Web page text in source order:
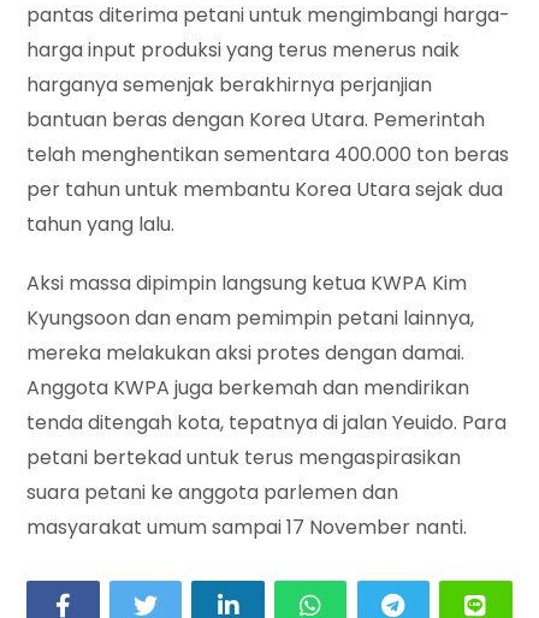
pantas diterima petani untuk mengimbangi harga-
harga input produksi yang terus menerus naik
harganya semenjak berakhirnya perjanjian
bantuan beras dengan Korea Utara. Pemerintah
telah menghentikan sementara 400.000 ton beras
per tahun untuk membantu Korea Utara sejak dua
tahun yang lalu.
Aksi massa dipimpin langsung ketua KWPA Kim
Kyungsoon dan enam pemimpin petani lainnya,
mereka melakukan aksi protes dengan damai.
Anggota KWPA juga berkemah dan mendirikan
tenda ditengah kota, tepatnya di jalan Yeuido. Para
petani bertekad untuk terus mengaspirasikan
suara petani ke anggota parlemen dan
masyarakat umum sampai 17 November nanti.